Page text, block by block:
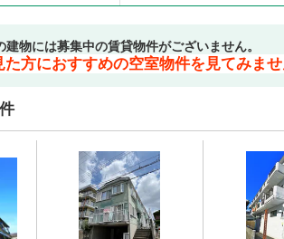
建物には募集中の賃貸物件がございません。
た方におすすめの空室物件を見てみませ